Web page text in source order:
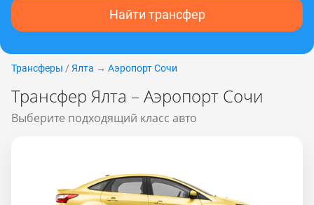
Найти трансфер
Трансферы / Ялта → Аэропорт Сочи
Трансфер Ялта – Аэропорт Сочи
Выберите подходящий класс авто